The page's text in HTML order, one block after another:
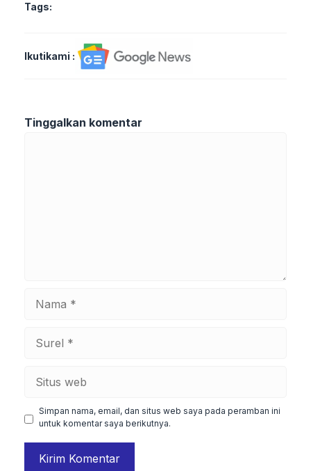
Tags:
Ikutikami :
Tinggalkan komentar
Simpan nama, email, dan situs web saya pada peramban ini
untuk komentar saya berikutnya.